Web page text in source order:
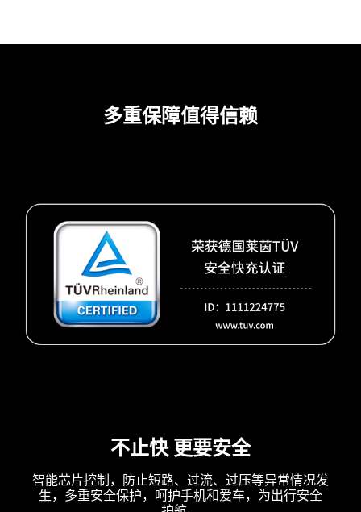
多重保障值得信赖
不止快 更要安全
智能芯片控制，防止短路、过流、过压等异常情况发
生，多重安全保护，呵护手机和爱车，为出行安全